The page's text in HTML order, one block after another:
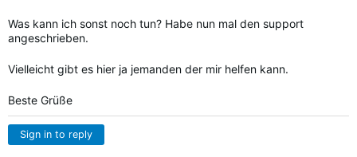
Was kann ich sonst noch tun? Habe nun mal den support
angeschrieben.
Vielleicht gibt es hier ja jemanden der mir helfen kann.
Beste Grüße
Sign in to reply